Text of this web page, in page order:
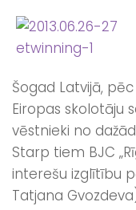
Šogad Latvijā,
Eiropas skolotāju
vēstnieki no
Starp tiem BJC
interešu izglītību
Tatjana